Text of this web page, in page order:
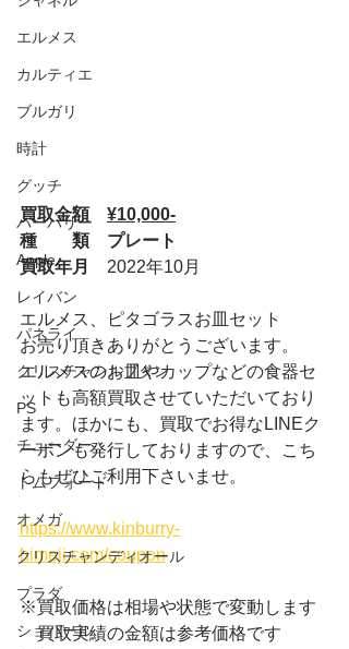
エルメス
カルティエ
ブルガリ
時計
グッチ
バーバリー
Apple
レイバン
パネライ
クリスチャンルブタン
PS
チューダー
トムフォード
オメガ
クリスチャンディオール
プラダ
ショパール
買取金額 ¥10,000-
種　　類　プレート
買取年月 2022年10月
エルメス、ピタゴラスお皿セット
お売り頂きありがとうございます。
エルメスのお皿やカップなどの食器セ
ットも高額買取させていただいており
ます。ほかにも、買取でお得なLINEク
ーポンも発行しておりますので、こち
らもぜひご利用下さいませ。
https://www.kinburry-
himeji.com/coupon
※買取価格は相場や状態で変動します
買取実績の金額は参考価格です